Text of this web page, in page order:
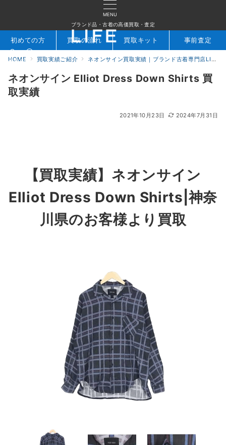
MENU
ブランド品・古着の高価買取・査定
検索 お問合せ
初めての方 買取の流れ 買取キット 事前査定
HOME 買取実績ご紹介 ネオンサイン買取実績｜ブランド古着専門店LIFE
ネオンサイン Elliot Dress Down Shirts 買
取実績
2021年10月23日 2024年7月31日
【買取実績】ネオンサイン
Elliot Dress Down Shirts|神奈
川県のお客様より買取